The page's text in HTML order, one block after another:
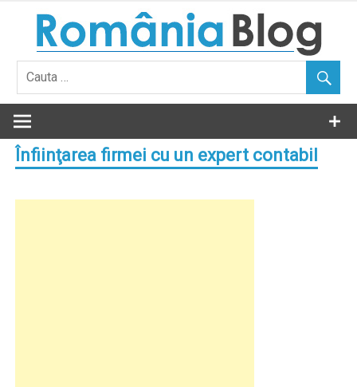
content
Înfiinţarea firmei cu un expert contabil